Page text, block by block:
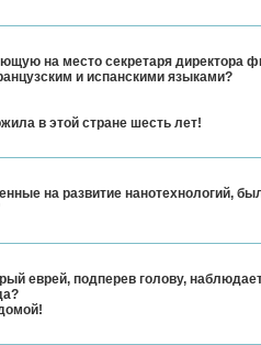
на место секретаря директора
и испанскими языками?
в этой стране шесть лет!
на развитие нанотехнологий,
еврей, подперев голову,